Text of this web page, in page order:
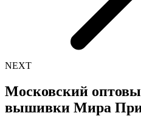
NEXT
Московский
вышивки Мира